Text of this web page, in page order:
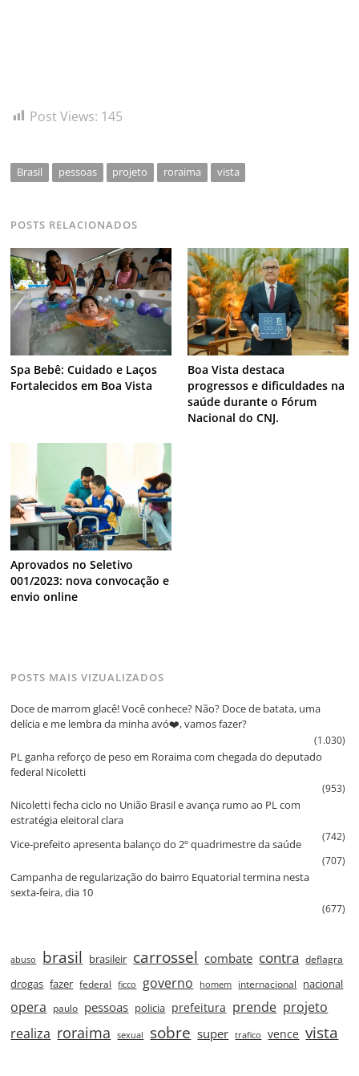
Post Views: 145
Brasil pessoas projeto roraima vista
POSTS RELACIONADOS
Spa Bebê: Cuidado e Laços
Fortalecidos em Boa Vista
Boa Vista destaca
progressos e dificuldades na
saúde durante o Fórum
Nacional do CNJ.
Aprovados no Seletivo
001/2023: nova convocação e
envio online
POSTS MAIS VIZUALIZADOS
Doce de marrom glacê! Você conhece? Não? Doce de batata, uma
delícia e me lembra da minha avó❤️, vamos fazer?
(1.030)
PL ganha reforço de peso em Roraima com chegada do deputado
federal Nicoletti
(953)
Nicoletti fecha ciclo no União Brasil e avança rumo ao PL com
estratégia eleitoral clara
(742)
Vice‑prefeito apresenta balanço do 2º quadrimestre da saúde
(707)
Campanha de regularização do bairro Equatorial termina nesta
sexta‑feira, dia 10
(677)
abuso brasil brasileir carrossel combate contra deflagra
drogas fazer federal ficco governo homem internacional nacional
opera paulo pessoas policia prefeitura prende projeto
realiza roraima sexual sobre super trafico vence vista